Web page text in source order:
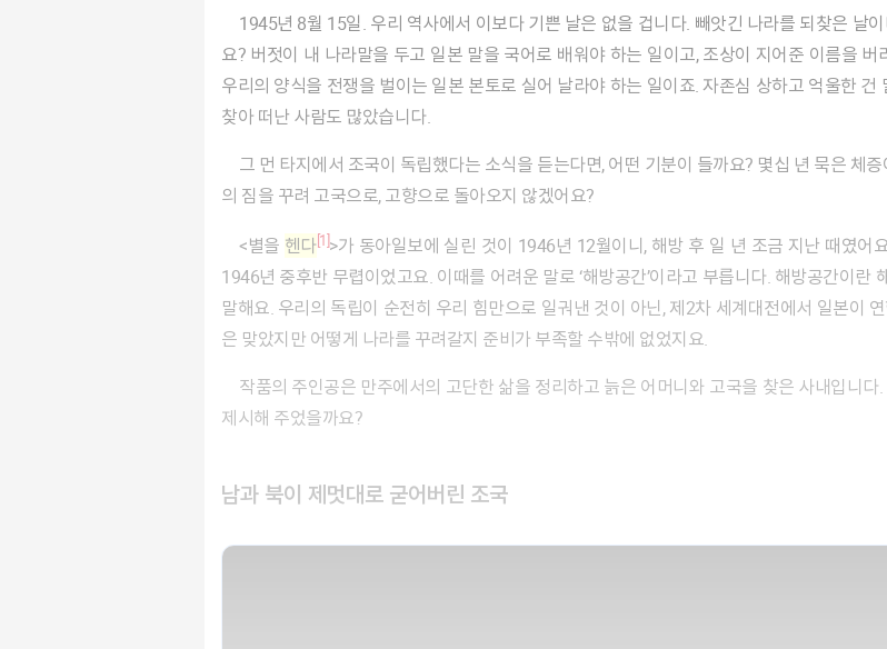
1945년 8월 15일. 우리 역사에서 이보다 기쁜 날은 없을 겁니다. 빼앗긴 나라를 되찾은 날이니까요. 나라 잃은 백성의 울분이 어떤 것일지 짐작되나
요? 버젓이 내 나라말을 두고 일본 말을 국어로 배워야 하는 일이고, 조상이 지어준 이름을
우리의 양식을 전쟁을 벌이는 일본 본토로 실어 날라야 하는 일이죠. 자존심 상하고 억울한
찾아 떠난 사람도 많았습니다.
그 먼 타지에서 조국이 독립했다는 소식을 듣는다면, 어떤 기분이 들까요? 몇십 년 묵은 체증이 단번에 내려갈 만큼 후련할 겁니다. 그러니 당장 타지
의 짐을 꾸려 고국으로, 고향으로 돌아오지 않겠어요?
<별을 헨다[1]>가 동아일보에 실린 것이 1946년 12월이니, 해방 후 일 년 조금 지난 때였어
1946년 중후반 무렵이었고요. 이때를 어려운 말로 ‘해방공간’이라고 부릅니다. 해방공간이
말해요. 우리의 독립이 순전히 우리 힘만으로 일궈낸 것이 아닌, 제2차 세계대전에서 일본이
은 맞았지만 어떻게 나라를 꾸려갈지 준비가 부족할 수밖에 없었지요.
작품의 주인공은 만주에서의 고단한 삶을 정리하고 늙은 어머니와 고국을 찾은 사내입니다. 그가 맞이한 조국의 독립이 과연 그에게 삶의 이정표를
제시해 주었을까요?
남과 북이 제멋대로 굳어버린 조국